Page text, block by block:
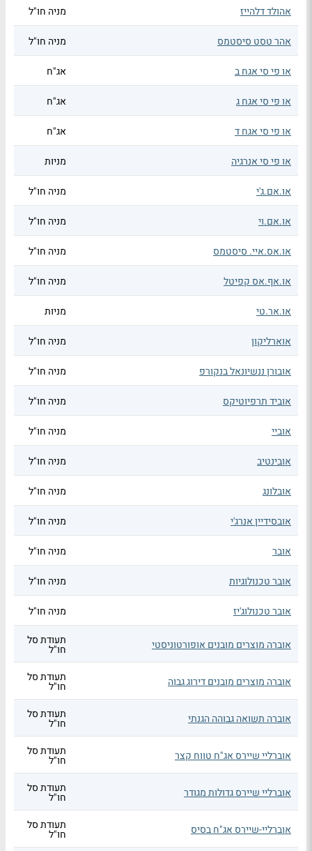
אהולד דלהייז מניה חו"ל
אהר טסט סיסטמס מניה חו"ל
או פי סי אגח ב אג"ח
או פי סי אגח ג אג"ח
או פי סי אגח ד אג"ח
או פי סי אנרגיה מניות
או.אם.ג'י מניה חו"ל
או.אם.וי מניה חו"ל
או.אס.איי. סיסטמס מניה חו"ל
או.אף.אס קפיטל מניה חו"ל
או.אר.טי מניות
אוארליקון מניה חו"ל
אובורן ננשיונאל בנקורפ מניה חו"ל
אוביד תרפיוטיקס מניה חו"ל
אוביי מניה חו"ל
אובינטיב מניה חו"ל
אובלונג מניה חו"ל
אובסידיין אנרג'י מניה חו"ל
אובר מניה חו"ל
אובר טכנולוגיות מניה חו"ל
אובר טכנולוג'יז מניה חו"ל
אוברה מוצרים מובנים אופורטוניסטי תעודת סל
חו"ל
אוברה מוצרים מובנים דירוג גבוה תעודת סל
חו"ל
אוברה תשואה גבוהה הגנתי תעודת סל
חו"ל
אוברליי שיירס אג"ח טווח קצר תעודת סל
חו"ל
אוברליי שיירס גדולות מגודר תעודת סל
חו"ל
אוברליי-שיירס אג"ח בסיס תעודת סל
חו"ל